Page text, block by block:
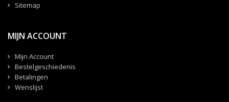
Sitemap
MIJN ACCOUNT
Mijn Account
Bestelgeschiedenis
Betalingen
Wenslijst